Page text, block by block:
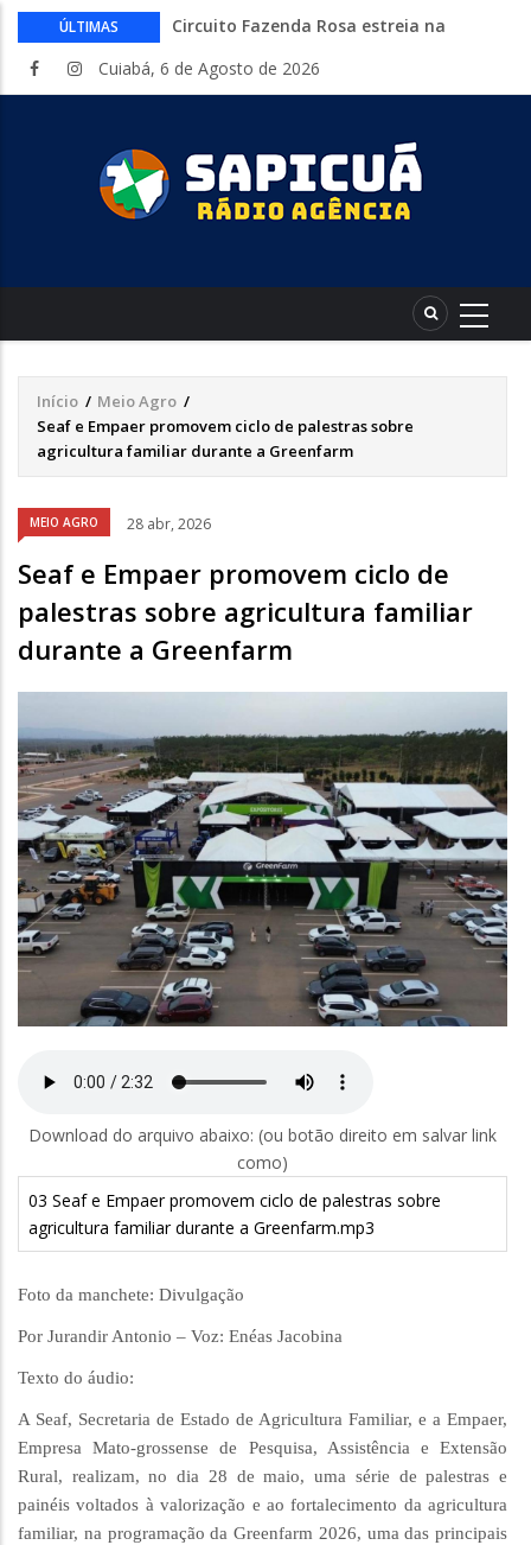
ÚLTIMAS
Circuito Fazenda Rosa estreia na
atividades do agronegócio
sexta-feira
Começa nesta sexta-feira em Cuiabá o
Mato Grosso AgroFestival, com rodeio e
crimes digitais contra menores
CAIXA e iFood facilitam financiamento
entregadores
Cuiabá, 6 de Agosto de 2026
Trilha
de
Início / Meio Agro /
Seaf e Empaer promovem ciclo de palestras sobre
agricultura familiar durante a Greenfarm
MEIO AGRO 28 abr, 2026
Seaf e Empaer promovem ciclo de
palestras sobre agricultura familiar
durante a Greenfarm
Áudio
Download do arquivo abaixo: (ou botão direito em salvar link
como)
03 Seaf e Empaer promovem ciclo de palestras sobre
agricultura familiar durante a Greenfarm.mp3
Foto da manchete: Divulgação
Por Jurandir Antonio – Voz: Enéas Jacobina
Texto do áudio:
A Seaf, Secretaria de Estado de Agricultura Familiar, e a Empaer,
Empresa Mato-grossense de Pesquisa, Assistência e Extensão
Rural, realizam, no dia 28 de maio, uma série de palestras e
painéis voltados à valorização e ao fortalecimento da agricultura
familiar, na programação da Greenfarm 2026, uma das principais